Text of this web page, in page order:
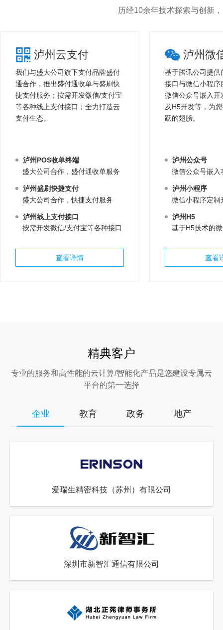
历经10余年技术探索与创新
泸州云支付
我们与盛大公司旗下支付品牌盛付
通合作，推出盛付通收单与盛刷快
捷支付服务；按需开发微信/支付宝
等各种线上支付接口；全力打造云
支付生态。
泸州POS收单终端
盛大公司合作，盛付通收单服务
泸州盛刷快捷支付
盛大公司合作，快捷支付服务
泸州线上支付接口
按需开发微信/支付宝等各种接口
查看详情
泸州微
基于腾讯公司提供
接口与微信小程序
微信公众号嵌入开
及H5开发等，为
跃的翅膀。
泸州公众号
微信公众号嵌入
泸州小程序
微信小程序定制
泸州H5
基于H5技术的
查看
精典客户
专业的服务和高性能的云计算/智能化产品是您建设专属云
平台的第一选择
企业 教育 政务 地产
爱瑞生精密科技（苏州）有限公司
深圳市新智汇通信有限公司